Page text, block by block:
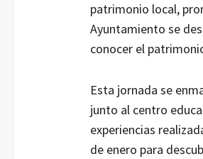
patrimonio local,
Ayuntamiento se
conocer el
Esta jornada se
junto al centro
experiencias
de enero para